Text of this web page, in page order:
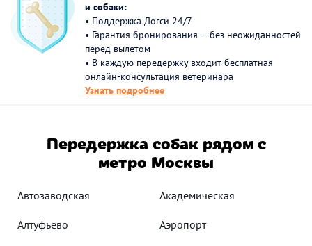
и собаки:
• Поддержка Догси 24/7
• Гарантия бронирования — без неожиданностей
перед вылетом
• В каждую передержку входит бесплатная
онлайн-консультация ветеринара
Узнать подробнее
Передержка собак рядом с
метро Москвы
Автозаводская Академическая
Алтуфьево Аэропорт